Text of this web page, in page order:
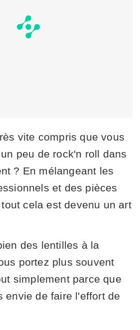
vite compris que vous
peu de rock'n roll dans
? En mélangeant les
et des pièces
cela est devenu un art
des lentilles à la
portez plus souvent
simplement parce que
envie de faire l'effort de